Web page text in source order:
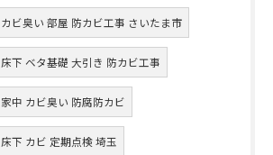
カビ臭い 部屋 防カビ工事 さいたま市
床下 ベタ基礎 大引き 防カビ工事
家中 カビ臭い 防腐防カビ
床下 カビ 定期点検 埼玉